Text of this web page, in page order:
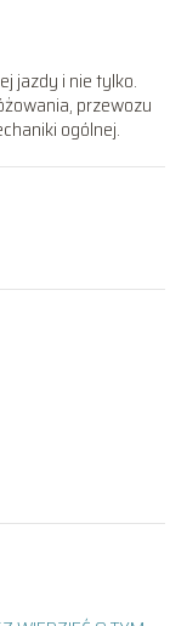
jazdy i nie tylko.
przewozu
ogólnej.